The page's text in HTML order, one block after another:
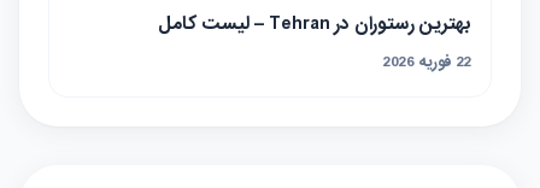
بهترین رستوران در Tehran – لیست کامل
22 فوریه 2026